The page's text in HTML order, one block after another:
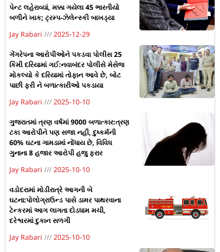
પેન્ટ લહેરાવ્યાં, મક્કા ગયેલા 45 ભારતીયો
બળીને ખાક; ટ્રમ્પ-ઝેલેન્સ્કી બાખડ્યા
Jay Rabari
2025-12-29
ગેંગરેપના આરોપીઓને પકડવા પોલીસ 25
કિમી દરિયામાં ગઈ:નવાબંદર પોલીસે મેસેજ
મોકલ્યો કે દરિયામાં તોફાન આવે છે, બોટ
પાછી ફરી ને બળાત્કારીઓ પકડાયા
Jay Rabari
2025-10-10
ગુજરાતમાં ત્રણ વર્ષમાં 9000 બળાત્કાર:ત્રણ
ટકા આરોપીને પણ સજા નહીં, દુષ્કર્મની
60% ઘટના ગામડામાં નોંધાય છે, વિવિધ
ગુનાના 8 હજાર આરોપી હજુ ફરાર
Jay Rabari
2025-10-10
વડોદરામાં મોડીરાત્રે આગની બે
ઘટના:પોલોગ્રાઉન્ડ પાસે ડામર પાથરવાના
ટેન્કરમાં આગ લાગતા દોડધામ મચી,
દરેશ્વરમાં દુકાન સળગી
Jay Rabari
2025-10-10